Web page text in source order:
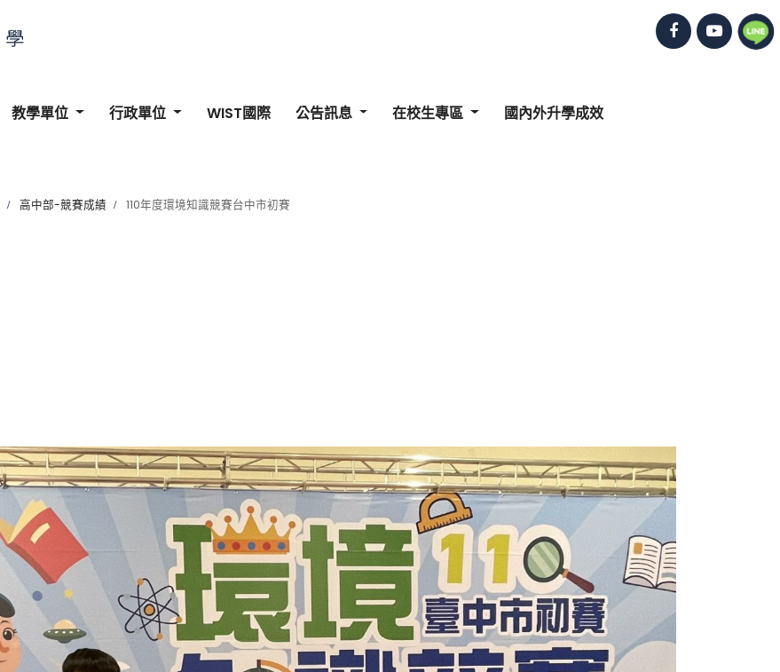
教學單位 行政單位 WIST國際 公告訊息 在校生專區 國內外升學成效
高中部-競賽成績 110年度環境知識競賽台中市初賽